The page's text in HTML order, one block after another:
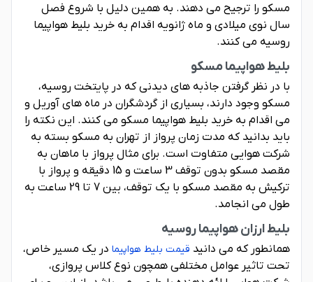
مسکو را ترجیح می دهند. به همین دلیل با شروع فصل
سال نوی میلادی و ماه ژانویه اقدام به خرید بلیط هواپیما
روسیه می کنند.
بلیط هواپیما مسکو
با در نظر گرفتن جاذبه های دیدنی که در پایتخت روسیه،
مسکو وجود دارند، بسیاری از گردشگران در ماه های آوریل و
می اقدام به خرید بلیط هواپیما مسکو می کنند. این نکته را
باید بدانید که مدت زمان پرواز از تهران به مسکو بسته به
شرکت هوایی متفاوت است. برای مثال پرواز با ماهان به
مقصد مسکو بدون توقف 3 ساعت و 15 دقیقه و پرواز با
ترکیش به مقصد مسکو با یک توقف، بین 7 تا 29 ساعت به
طول می انجامد.
بلیط ارزان هواپیما روسیه
همانطور که می دانید قیمت بلیط هواپیما در یک مسیر خاص،
تحت تاثیر عوامل مختلفی همچون نوع کلاس پروازی،